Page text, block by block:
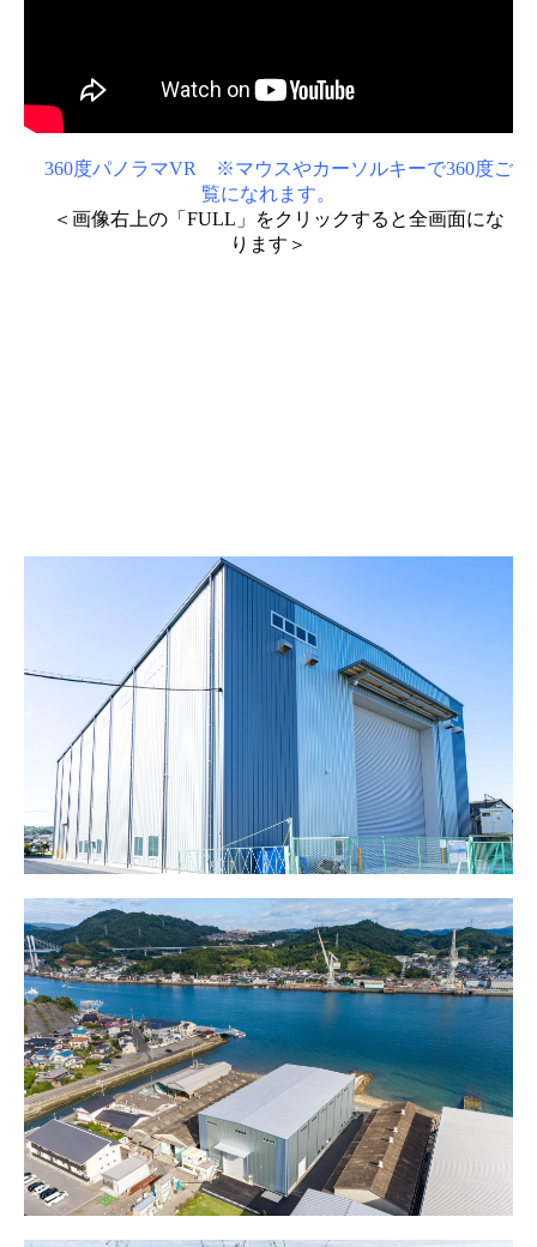
360度パノラマVR ※マウスやカーソルキーで360度ご
覧になれます。
＜画像右上の「FULL」をクリックすると全画面にな
ります＞